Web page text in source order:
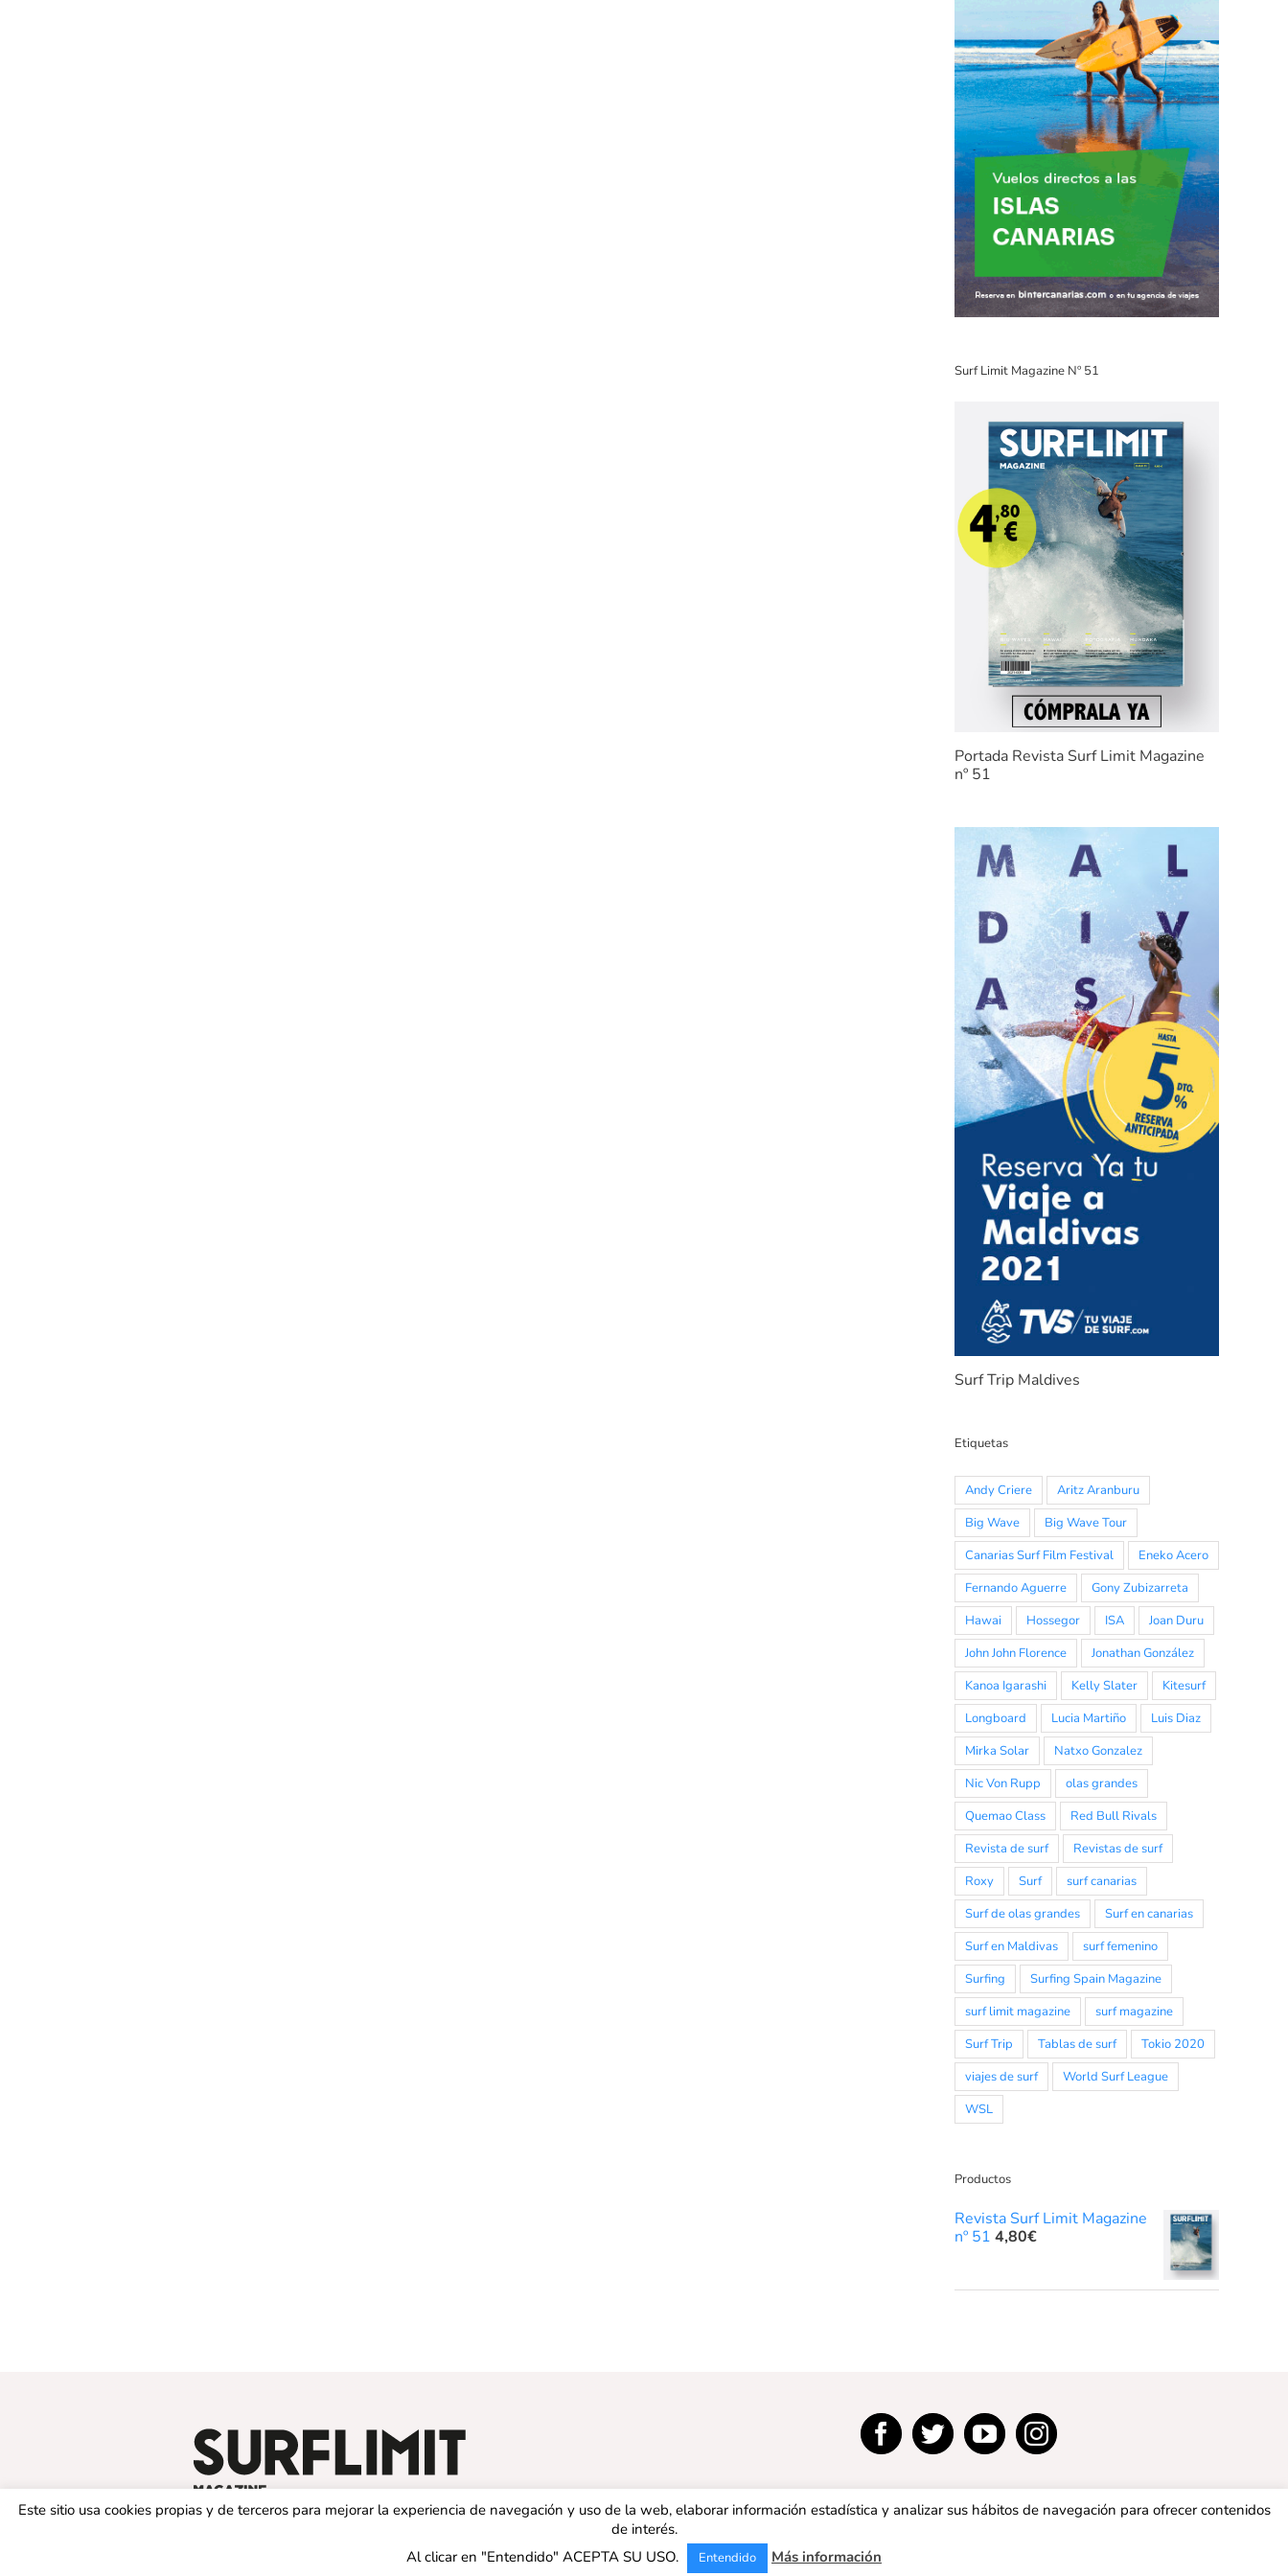
Surf Limit Magazine Nº 51
Portada Revista Surf Limit Magazine
nº 51
Surf Trip Maldives
Etiquetas
Andy Criere
Aritz Aranburu
Big Wave
Big Wave Tour
Canarias Surf Film Festival
Eneko Acero
Fernando Aguerre
Gony Zubizarreta
Hawai
Hossegor ISA
Joan Duru
John John Florence
Jonathan González
Kanoa Igarashi
Kelly Slater
Kitesurf
Longboard
Lucia Martiño
Luis Diaz
Mirka Solar
Natxo Gonzalez
Nic Von Rupp
olas grandes
Quemao Class
Red Bull Rivals
Revista de surf
Revistas de surf
Roxy
Surf
surf canarias
Surf de olas grandes
Surf en canarias
Surf en Maldivas
surf femenino
Surfing
Surfing Spain Magazine
surf limit magazine
surf magazine
Surf Trip
Tablas de surf
Tokio 2020
viajes de surf
World Surf League
WSL
Productos
Revista Surf Limit Magazine
nº 51 4,80€
Este sitio usa cookies propias y de terceros para mejorar la experiencia de navegación y uso de la web, elaborar información estadística y analizar sus hábitos de navegación para ofrecer contenidos
de interés.
Al clicar en "Entendido" ACEPTA SU USO.
Entendido Más información